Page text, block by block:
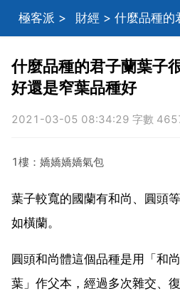
極客派 > 財經 > 什麼品種的
是寬葉好還是窄葉品種好
什麼品種的君子蘭葉子
好還是窄葉品種好
2021-03-05 08:34:29 字數
1樓：嬌嬌嬌嬌氣包
葉子較寬的國蘭有和尚、圓頭
如橫蘭。
圓頭和尚體這個品種是用「和
葉」作父本，經過多次雜交、